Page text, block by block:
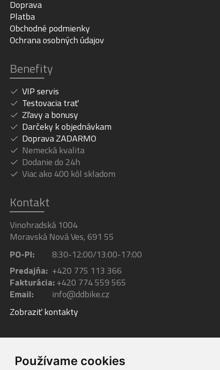
Používame cookies
Doprava
Platba
Obchodné podmienky
Ochrana osobných údajov
Benefity
VIP servis
Testovacia trať
Zľavy a bonusy
Darčeky k objednávkam
Doprava ZADARMO
Nemecká kvalita
Dodanie do 24h
Viac ako 400 kôl skladom
Kontakt
Vinohradská 1004
Moravská Nová Ves, 691 55
PO-PI:
8:30-12:00/13:00-17:00
Predajňa: +420 775 113 366
Fakturácia:+420 774 559 565
Email:
info@ddbike.cz
Zobraziť kontakty
Facebook Instagram